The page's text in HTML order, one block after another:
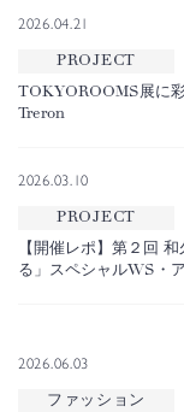
2026.04.21
PROJECT
TOKYOROOMS展に
Treron
2026.03.10
PROJECT
【開催レポ】第２回
る」スペシャルWS・
2026.06.03
ファッション